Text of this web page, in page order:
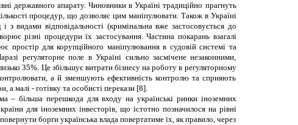
державного апарату. Чиновники в Україні традиційно прагнуть
процедур, що дозволяє цим маніпулювати. Також в Україні
видами відповідальності (кримінальна вже застосовується до
різні процедури їх застосування. Частина покарань взагалі
простір для корупційного маніпулювання в судовій системі та
регуляторне поле в Україні сильно засмічене незаконними,
35%. Це збільшує витрати бізнесу на роботу в регуляторному
а й зменшують ефективність контролю та сприяють
малі - готівку та особисті перекази [8].
– більша перешкода для входу на українські ринки іноземних
для іноземних інвесторів, що істотно позначилося на рівні
борги українська влада повертатиме їх, як правило, через